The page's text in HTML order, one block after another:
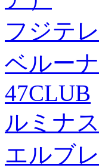
フジテ
ベルー
47CLUB
ルミナ
エルブ